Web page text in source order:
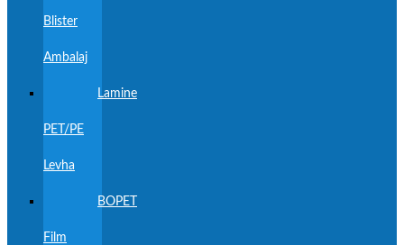
Blister
Ambalaj
Lamine
PET/PE
Levha
BOPET
Film